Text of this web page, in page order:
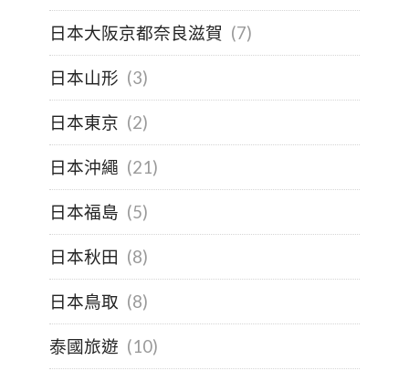
日本大阪京都奈良滋賀 (7)
日本山形 (3)
日本東京 (2)
日本沖繩 (21)
日本福島 (5)
日本秋田 (8)
日本鳥取 (8)
泰國旅遊 (10)